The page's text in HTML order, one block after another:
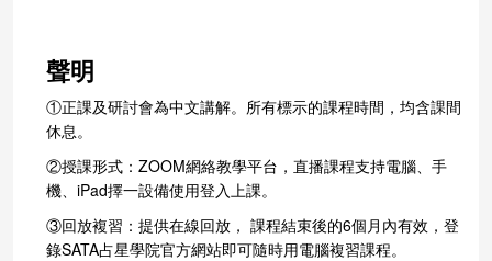
聲明
①正課及研討會為中文講解。所有標示的課程時間，均含課間
休息。
②授課形式：ZOOM網絡教學平台，直播課程支持電腦、手
機、iPad擇一設備使用登入上課。
③回放複習：提供在線回放， 課程結束後的6個月內有效，登
錄SATA占星學院官方網站即可隨時用電腦複習課程。